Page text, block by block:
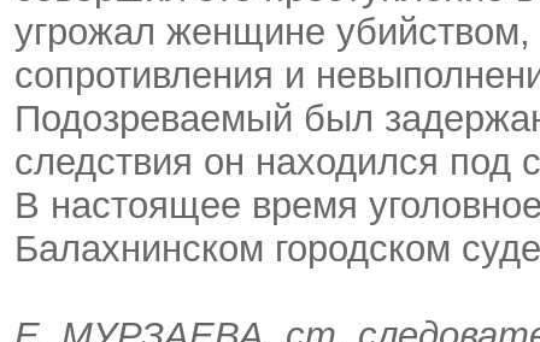
угрожал женщине убийством,
сопротивления и
Подозреваемый был
следствия он находился под
В настоящее время
Балахнинском городском